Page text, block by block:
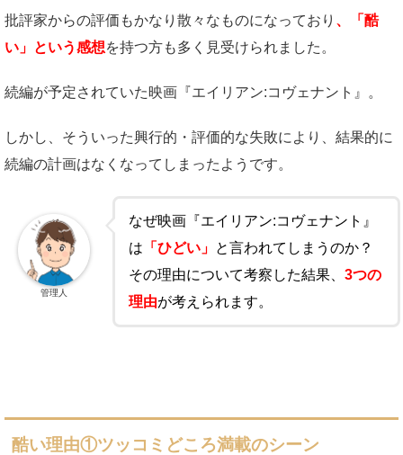
批評家からの評価もかなり散々なものになっており 、「酷
い」という感想を持つ方も多く見受けられました。
続編が予定されていた映画『エイリアン:コヴェナント』。
しかし、そういった興行的・評価的な失敗により、結果的に
続編の計画はなくなってしまったようです。
なぜ映画『エイリアン:コヴェナント』
は 「ひどい」 と言われてしまうのか？
その理由について考察した結果、 3つの
理由が考えられます。
管理人
酷い理由①ツッコミどころ満載のシーン